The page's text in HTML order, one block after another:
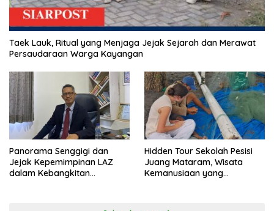
Taek Lauk, Ritual yang Menjaga Jejak Sejarah dan Merawat
Persaudaraan Warga Kayangan
Panorama Senggigi dan
Jejak Kepemimpinan LAZ
dalam Kebangkitan
Hidden Tour Sekolah Pesisi
Juang Mataram, Wisata
Kemanusiaan yang